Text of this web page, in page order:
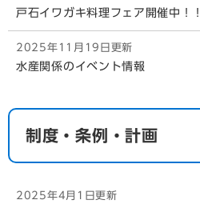
戸石イワガキ料理フェア開催中！！
2025年11月19日更新
水産関係のイベント情報
制度・条例・計画
2025年4月1日更新